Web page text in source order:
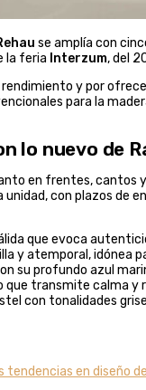
se amplía con
la feria Interzum, del
y por
para la
lo nuevo de
en frentes, cantos
unidad, con plazos
que evoca
y atemporal, idónea
su profundo azul
que transmite calma
con tonalidades
tendencias en diseño